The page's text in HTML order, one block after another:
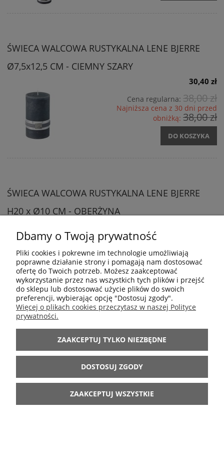
ŚWIECA WALCOWA RUSTYKALNA LENE BJERRE
Ø7,5x12,5 CM - CIEMNY SZARY
30,40 zł
Cena regularna: 38,00 zł
Najniższa cena z 30 dni przed
obniżką: 38,00 zł
DO KOSZYKA
ŚWIECA WALCOWA RUSTYKALNA LENE BJERRE
H20 x Ø10 CM - OBERŻYNA
Najniższa cena z 30 dni przed
obniżką:87,20 zł
DO KOSZYKA
ŚWIECA WALCOWA RUSTYKALNA LENE BJERRE
Ø7,5x12,5 CM - JASNY SZARY
38,00 zł
Najniższa cena z 30 dni przed
obniżką:38,00 zł
Dbamy o Twoją prywatność
Pliki cookies i pokrewne im technologie umożliwiają
poprawne działanie strony i pomagają nam dostosować
ofertę do Twoich potrzeb. Możesz zaakceptować
wykorzystanie przez nas wszystkich tych plików i przejść
do sklepu lub dostosować użycie plików do swoich
preferencji, wybierając opcję "Dostosuj zgody".
Więcej o plikach cookies przeczytasz w naszej Polityce
prywatności.
ZAAKCEPTUJ TYLKO NIEZBĘDNE
DOSTOSUJ ZGODY
ZAAKCEPTUJ WSZYSTKIE